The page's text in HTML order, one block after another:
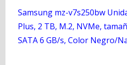
Samsung mz-v7s250bw
Plus, 2 TB, M.2, NVMe,
SATA 6 GB/s, Color Negro/